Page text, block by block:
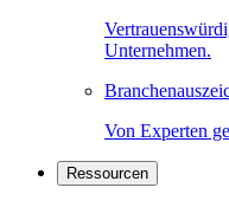
Unternehmen.
Von Experten
Ressourcen